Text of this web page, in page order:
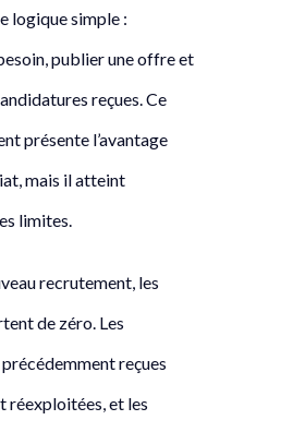
logique simple :
publier une offre et
reçues. Ce
présente l’avantage
mais il atteint
limites.
recrutement, les
de zéro. Les
reçues
réexploitées, et les